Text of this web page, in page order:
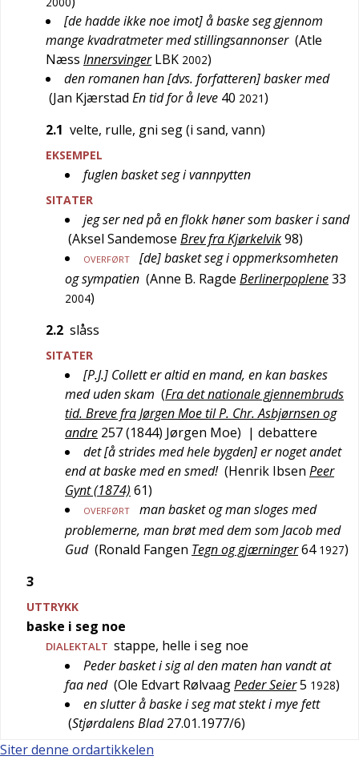
[de hadde ikke noe imot] å baske seg gjennom
mange kvadratmeter med stillingsannonser (Atle
Næss Innersvinger LBK 2002)
den romanen han [dvs. forfatteren] basker med
(Jan Kjærstad En tid for å leve 40 2021)
2.1 velte, rulle, gni seg (i sand, vann)
EKSEMPEL
fuglen basket seg i vannpytten
SITATER
jeg ser ned på en flokk høner som basker i sand
(Aksel Sandemose Brev fra Kjørkelvik98)
OVERFØRT
[de] basket seg i oppmerksomheten
og sympatien (Anne B. Ragde Berlinerpoplene33
2004)
2.2 slåss
SITATER
[P.J.] Collett er altid en mand, en kan baskes
med uden skam (Fra det nationale gjennembruds
tid. Breve fra Jørgen Moe til P. Chr. Asbjørnsen og
andre 257 (1844) Jørgen Moe) | debattere
det [å strides med hele bygden] er noget andet
end at baske med en smed! (Henrik Ibsen Peer
Gynt (1874) 61)
OVERFØRT
man basket og man sloges med
problemerne, man brøt med dem som Jacob med
Gud (Ronald Fangen Tegn og gjærninger64 1927)
3
UTTRYKK
baske i seg noe
DIALEKTALT stappe, helle i seg noe
Peder basket i sig al den maten han vandt at
faa ned (Ole Edvart RølvaagPeder Seier5 1928)
en slutter å baske i seg mat stekt i mye fett
(Stjørdalens Blad 27.01.1977/6)
Siter denne ordartikkelen